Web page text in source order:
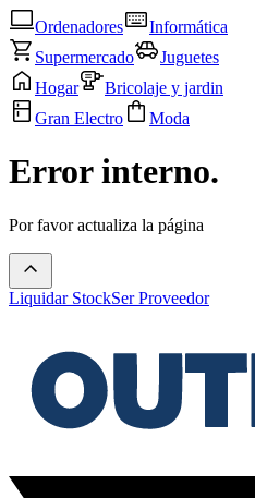
Ordenadores
Informática
Supermercado
Juguetes
Hogar
Bricolaje y jardin
Gran Electro
Moda
Error interno.
Por favor actualiza la página
Liquidar StockSer Proveedor